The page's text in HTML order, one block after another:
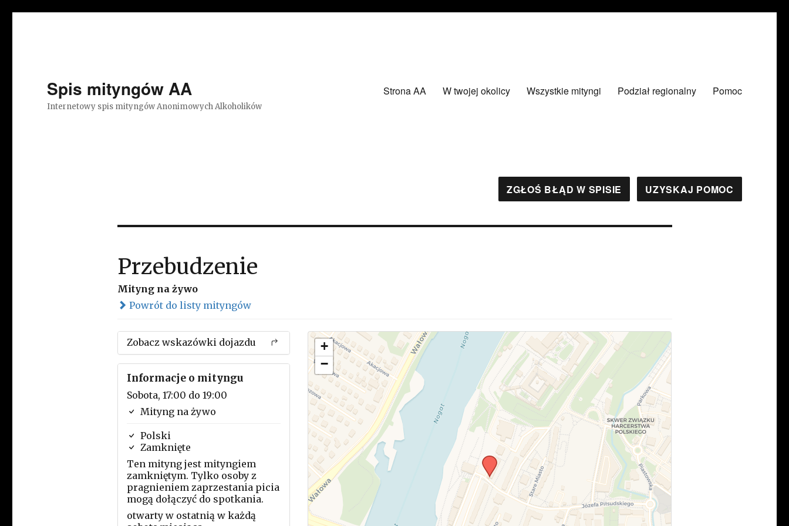
Spis mityngów AA
Internetowy spis mityngów Anonimowych Alkoholików
Strona AA W twojej okolicy Wszystkie mityngi Podział regionalny Pomoc
ZGŁOŚ BŁĄD W SPISIE UZYSKAJ POMOC
Przebudzenie
Mityng na żywo
Powrót do listy mityngów
Zobacz wskazówki dojazdu
Informacje o mityngu
Sobota, 17:00 do 19:00
Mityng na żywo
Polski
Zamknięte
Ten mityng jest mityngiem
zamkniętym. Tylko osoby z
pragnieniem zaprzestania picia
mogą dołączyć do spotkania.
otwarty w ostatnią w każdą
+
−